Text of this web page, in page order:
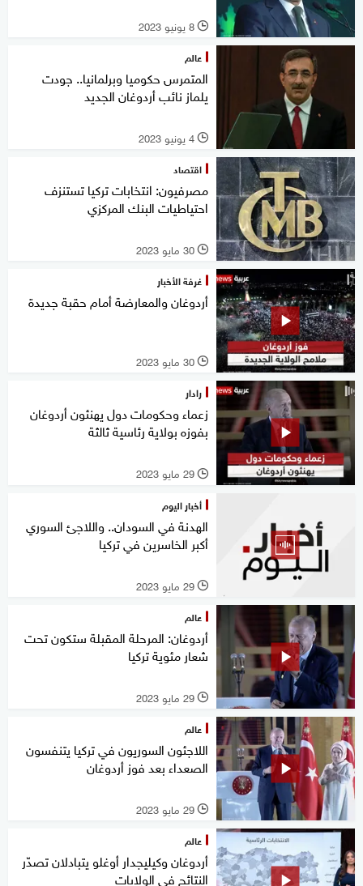
l 8 يونيو 2023
عالم
المتمرس حكوميا وبرلمانيا.. جودت
يلماز نائب أردوغان الجديد
l 4 يونيو 2023
اقتصاد
مصرفيون: انتخابات تركيا تستنزف
احتياطيات البنك المركزي
l 30 مايو 2023
غرفة الأخبار
أردوغان والمعارضة أمام حقبة جديدة
l 30 مايو 2023
رادار
زعماء وحكومات دول يهنئون أردوغان
بفوزه بولاية رئاسية ثالثة
l 29 مايو 2023
أخبار اليوم
الهدنة في السودان.. واللاجئ السوري
أكبر الخاسرين في تركيا
l 29 مايو 2023
عالم
أردوغان: المرحلة المقبلة ستكون تحت
شعار مئوية تركيا
l 29 مايو 2023
عالم
اللاجئون السوريون في تركيا يتنفسون
الصعداء بعد فوز أردوغان
l 29 مايو 2023
عالم
أردوغان وكيليجدار أوغلو يتبادلان تصدّر
النتائج في الولايات